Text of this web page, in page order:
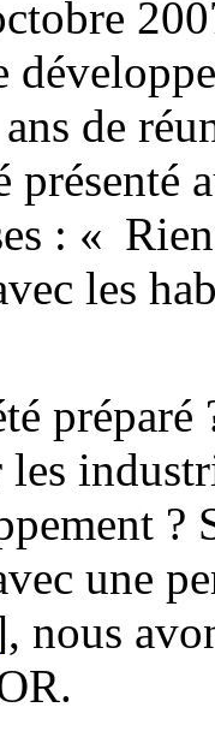
de
présenté
: «
les
préparé
?
une
, nous